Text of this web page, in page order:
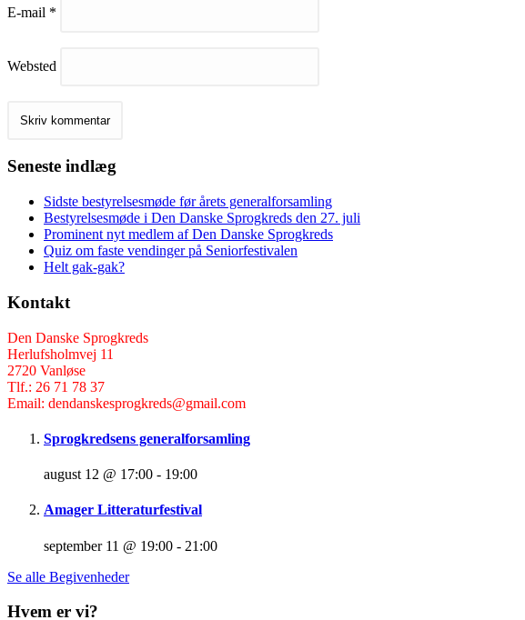
E-mail *
Websted
Seneste indlæg
Sidste bestyrelsesmøde før årets generalforsamling
Bestyrelsesmøde i Den Danske Sprogkreds den 27. juli
Prominent nyt medlem af Den Danske Sprogkreds
Quiz om faste vendinger på Seniorfestivalen
Helt gak-gak?
Kontakt
Den Danske Sprogkreds
Herlufsholmvej 11
2720 Vanløse
Tlf.: 26 71 78 37
Email: dendanskesprogkreds@gmail.com
Sprogkredsens generalforsamling
august 12 @ 17:00 - 19:00
Amager Litteraturfestival
september 11 @ 19:00 - 21:00
Se alle Begivenheder
Hvem er vi?